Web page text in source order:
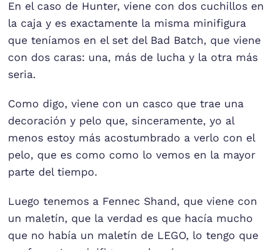
En el caso de Hunter, viene con dos cuchillos en
la caja y es exactamente la misma minifigura
que teníamos en el set del Bad Batch, que viene
con dos caras: una, más de lucha y la otra más
seria.
Como digo, viene con un casco que trae una
decoración y pelo que, sinceramente, yo al
menos estoy más acostumbrado a verlo con el
pelo, que es como como lo vemos en la mayor
parte del tiempo.
Luego tenemos a Fennec Shand, que viene con
un maletín, que la verdad es que hacía mucho
que no había un maletín de LEGO, lo tengo que